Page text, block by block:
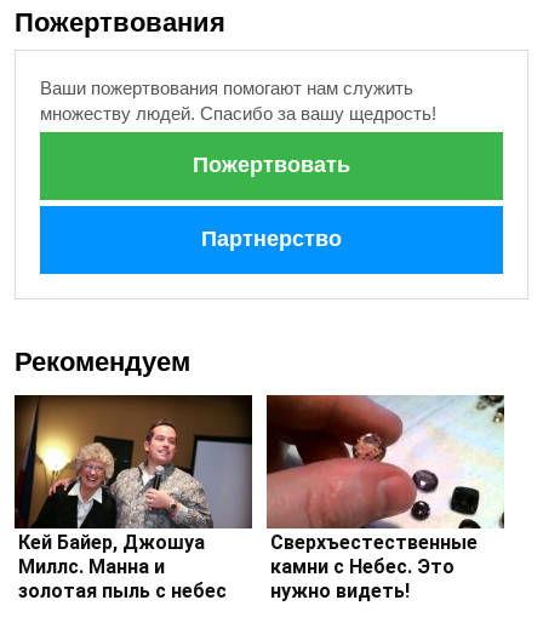
Пожертвования
Ваши пожертвования помогают нам служить
множеству людей. Спасибо за вашу щедрость!
Пожертвовать
Партнерство
Рекомендуем
Кей Байер, Джошуа
Миллс. Манна и
золотая пыль с небес
Сверхъестественные
камни с Небес. Это
нужно видеть!